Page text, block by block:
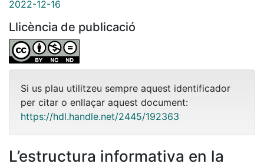
2022-12-16
Llicència de publicació
Si us plau utilitzeu sempre aquest identificador
per citar o enllaçar aquest document:
https://hdl.handle.net/2445/192363
L’estructura informativa en la